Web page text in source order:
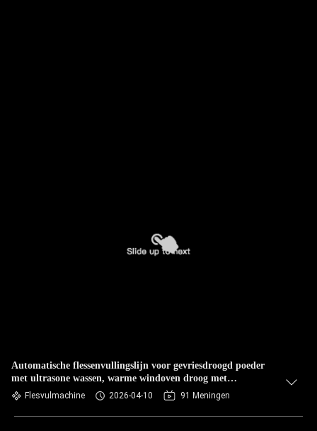
Automatische flessenvullingslijn voor gevriesdroogd poeder
met ultrasone wassen, warme windoven droog met
peristaltische pomp
Flesvulmachine 2026-04-10 91 Meningen